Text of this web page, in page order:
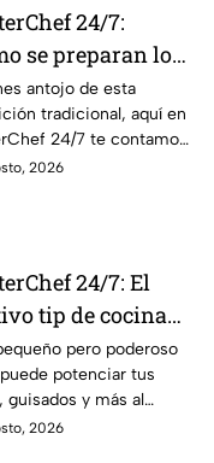
24/7:
se preparan los
puercos estilo
antojo de esta
tradicional, aquí en
24/7 te contamos
2026
24/7: El
tip de cocina
abuelas para
sabor extra al
pero poderoso
potenciar tus
guisados y más al
2026